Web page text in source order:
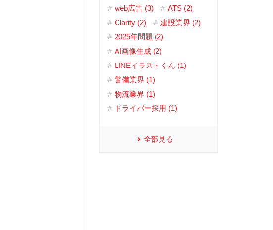
web広告 (3)
ATS (2)
Clarity (2)
建設業界 (2)
2025年問題 (2)
AI画像生成 (2)
LINEイラストくん (1)
警備業界 (1)
物流業界 (1)
ドライバー採用 (1)
全部見る